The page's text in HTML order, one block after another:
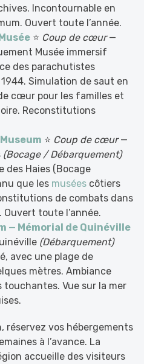
Incontournable en
Ouvert toute l’année.
⭐ Coup de cœur—
Musée immersif
des parachutistes
Simulation de saut en
cœur pour les familles et
Reconstitutions
⭐ Coup de cœur—
(Bocage / Débarquement)
des Haies (Bocage
que les musées côtiers
de combats dans
Ouvert toute l’année.
— Mémorial de Quinéville
(Débarquement)
avec une plage de
mètres. Ambiance
Vue sur la mer
réservez vos hébergements
à l’avance. La
accueille des visiteurs